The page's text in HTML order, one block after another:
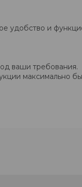
удобство и
ваши требования.
максимально